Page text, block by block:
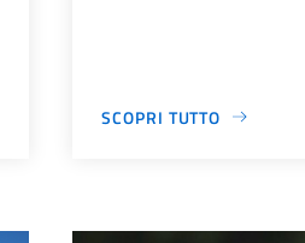
SCOPRI TUTTO